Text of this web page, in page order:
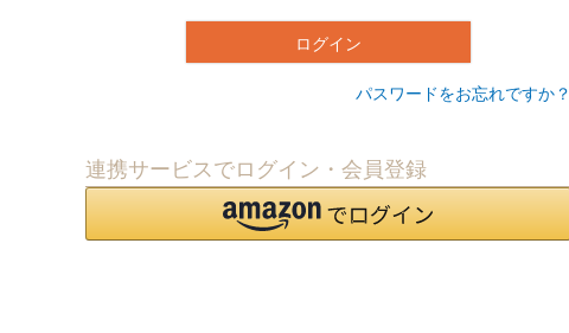
ログイン
パスワードをお忘れですか？
連携サービスでログイン・会員登録